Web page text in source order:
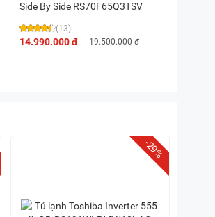
Side By Side RS70F65Q3TSV
(13)
14.990.000 đ 19.500.000 đ
-29%